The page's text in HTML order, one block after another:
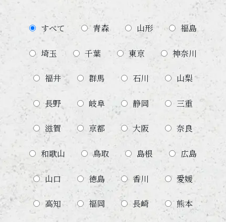
すべて 青森 山形 福島
埼玉 千葉 東京 神奈川
福井 群馬 石川 山梨
長野 岐阜 静岡 三重
滋賀 京都 大阪 奈良
和歌山 鳥取 島根 広島
山口 徳島 香川 愛媛
高知 福岡 長崎 熊本